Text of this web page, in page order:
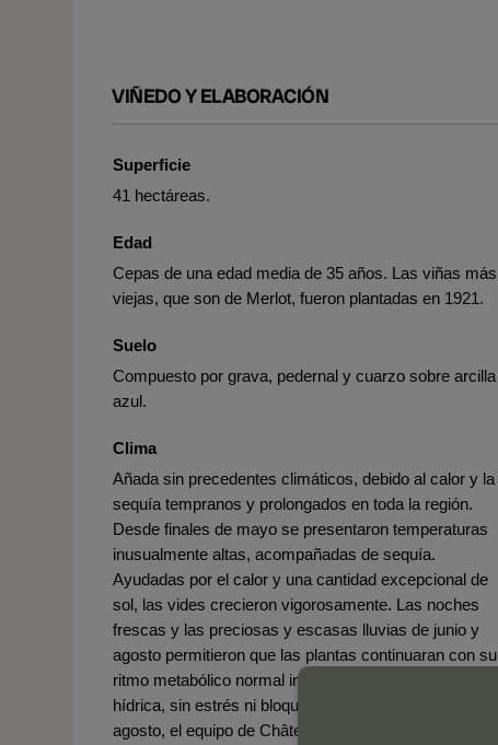
VIÑEDO Y ELABORACIÓN
Superficie
41 hectáreas.
Edad
Cepas de una edad media de 35 años. Las viñas más
viejas, que son de Merlot, fueron plantadas en 1921.
Suelo
Compuesto por grava, pedernal y cuarzo sobre arcilla
azul.
Clima
Añada sin precedentes climáticos, debido al calor y la
sequía tempranos y prolongados en toda la región.
Desde finales de mayo se presentaron temperaturas
inusualmente altas, acompañadas de sequía.
Ayudadas por el calor y una cantidad excepcional de
sol, las vides crecieron vigorosamente. Las noches
frescas y las preciosas y escasas lluvias de junio y
agosto permitieron que las plantas continuaran con su
ritmo metabólico normal incluso bajo la restricción
hídrica, sin estrés ni bloqueos. Desde principios de
agosto, el equipo de Château Figeac ya se estaba